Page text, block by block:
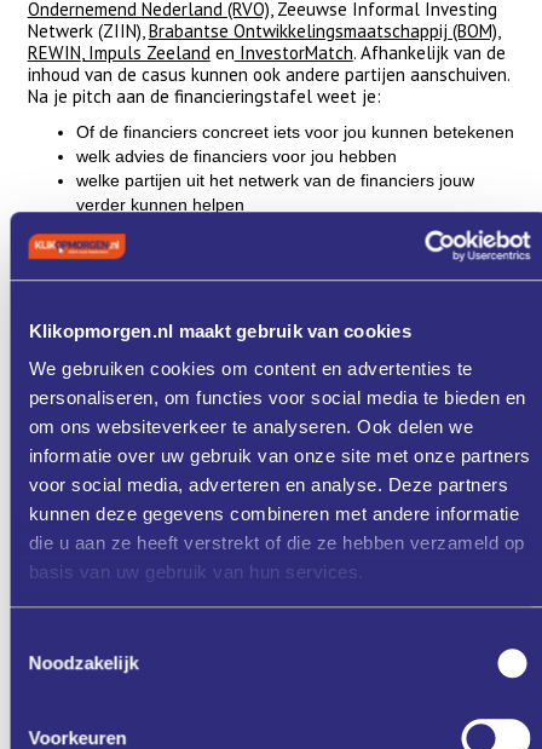
Klikopmorgen.nl maakt gebruik van cookies
We gebruiken cookies om content en advertenties te
personaliseren, om functies voor social media te bieden en
om ons websiteverkeer te analyseren. Ook delen we
informatie over uw gebruik van onze site met onze partners
voor social media, adverteren en analyse. Deze partners
kunnen deze gegevens combineren met andere informatie
die u aan ze heeft verstrekt of die ze hebben verzameld op
basis van uw gebruik van hun services.
Noodzakelijk
Voorkeuren
Ondernemend Nederland (RVO) , Zeeuwse Informal Investing
Netwerk (ZIIN), Brabantse Ontwikkelingsmaatschappij (BOM)
REWIN Impuls Zeeland en InvestorMatch. Afhankelijk van de
inhoud van de casus kunnen ook andere partijen aanschuiven.
Na je pitch aan de financieringstafel weet je:
Of de financiers concreet iets voor jou kunnen betekenen
welk advies de financiers voor jou hebben
welke partijen uit het netwerk van de financiers jouw
verder kunnen helpen
Ook aanschuiven?
(yvonnebraamse@impulszeeland.nl ) of Rom van Oers
(r.vanoers@rewin.nl).
Programma
Donderdag 22-5-2025
Donderdag 10 -7-2025
Donderdag 14-09-2025
Donderdag 30-10-2025
Donderdag 11-12-2025